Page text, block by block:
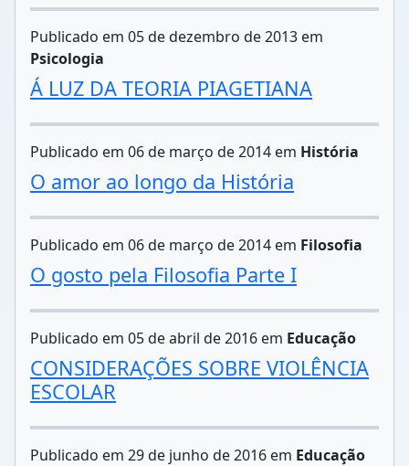
Publicado em 05 de dezembro de 2013 em
Psicologia
Á LUZ DA TEORIA PIAGETIANA
Publicado em 06 de março de 2014 em História
O amor ao longo da História
Publicado em 06 de março de 2014 em Filosofia
O gosto pela Filosofia Parte I
Publicado em 05 de abril de 2016 em Educação
CONSIDERAÇÕES SOBRE VIOLÊNCIA
ESCOLAR
Publicado em 29 de junho de 2016 em Educação